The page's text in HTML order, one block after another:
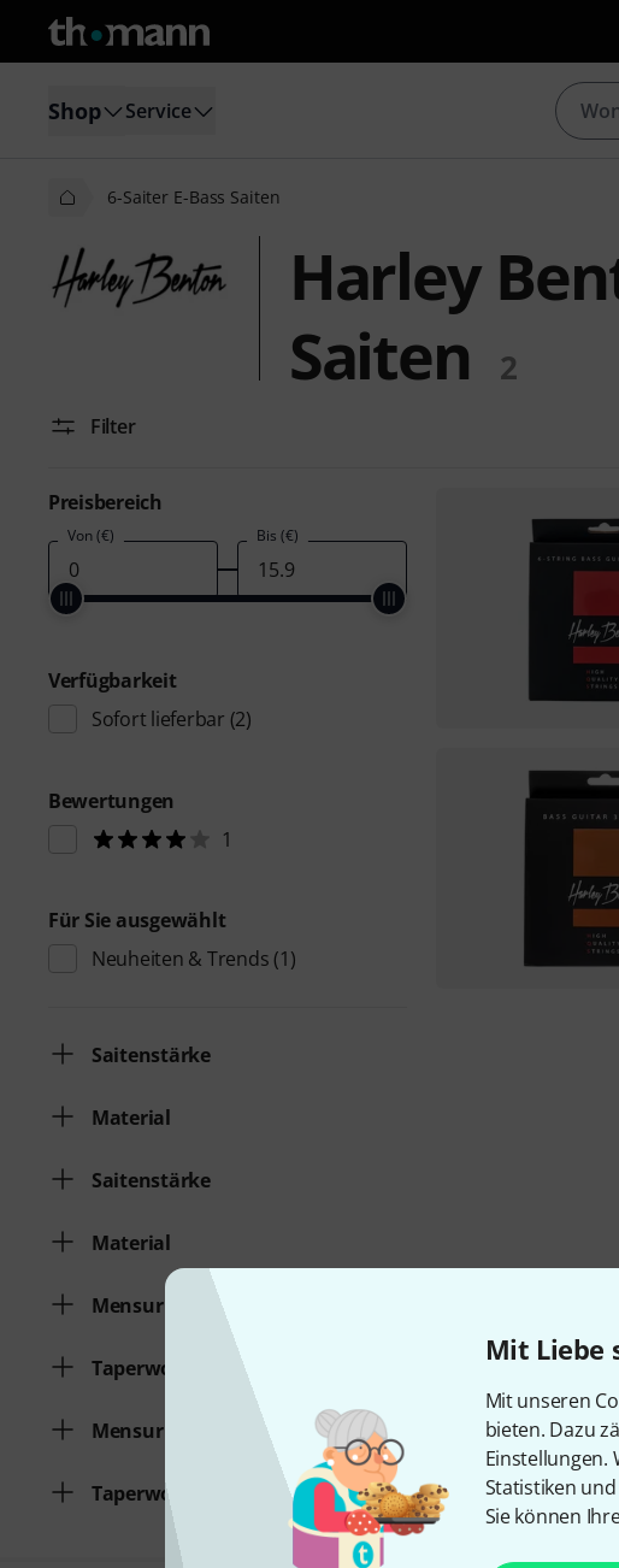
Mit Liebe
Mit unseren
bieten. Dazu
Einstellungen.
Statistiken
Sie können
Shop Service
6-Saiter E-Bass Saiten
Harley
Saiten
2
Filter
Preisbereich
Von (€) Bis (€)
Verfügbarkeit
Sofort lieferbar (2)
Bewertungen
1
Für Sie ausgewählt
Neuheiten & Trends (1)
Saitenstärke
Material
Saitenstärke
Material
Mensur
Taperwound
Mensur
Taperwound